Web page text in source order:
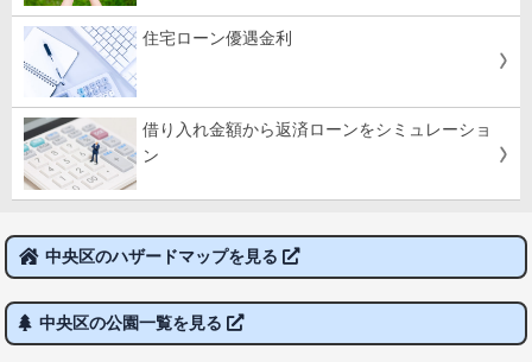
住宅ローン優遇金利
借り入れ金額から返済ローンをシミュレーショ
ン
中央区のハザードマップを見る
中央区の公園一覧を見る